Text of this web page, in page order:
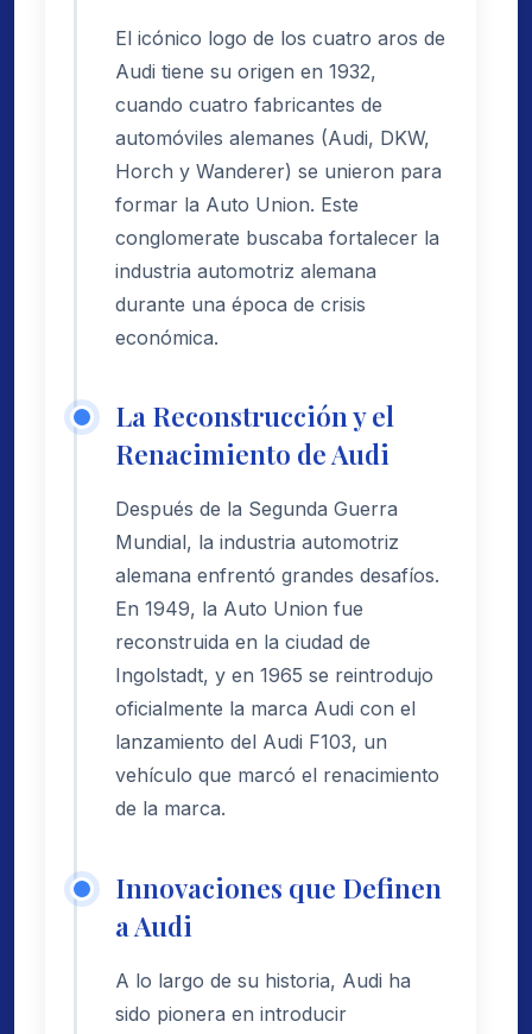
El icónico logo de los cuatro aros de
Audi tiene su origen en 1932,
cuando cuatro fabricantes de
automóviles alemanes (Audi, DKW,
Horch y Wanderer) se unieron para
formar la Auto Union. Este
conglomerate buscaba fortalecer la
industria automotriz alemana
durante una época de crisis
económica.
La Reconstrucción y el
Renacimiento de Audi
Después de la Segunda Guerra
Mundial, la industria automotriz
alemana enfrentó grandes desafíos.
En 1949, la Auto Union fue
reconstruida en la ciudad de
Ingolstadt, y en 1965 se reintrodujo
oficialmente la marca Audi con el
lanzamiento del Audi F103, un
vehículo que marcó el renacimiento
de la marca.
Innovaciones que Definen
a Audi
A lo largo de su historia, Audi ha
sido pionera en introducir